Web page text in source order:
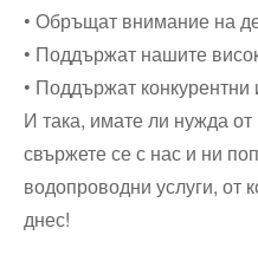
• Обръщат внимание на
• Поддържат нашите
• Поддържат конкурентни
И така, имате ли нужда
свържете се с нас и ни
водопроводни услуги, от
днес!